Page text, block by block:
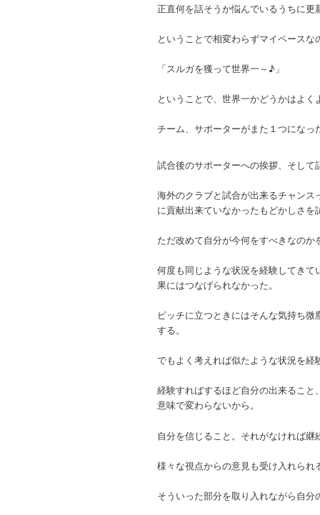
正直何を話そうか悩んでいるうちに
ということで相変わらずマイペース
「スルガを獲って世界一～♪」
ということで、世界一かどうかはよ
チーム、サポーターがまた１つになっ
試合後のサポーターへの挨拶、そして
海外のクラブと試合が出来るチャン
に貢献出来ていなかったもどかしさ
ただ改めて自分が今何をすべきなの
何度も同じような状況を経験してき
果にはつなげられなかった。
ピッチに立つときにはそんな気持ち
する。
でもよく考えれば似たような状況を
経験すればするほど自分の出来るこ
意味で変わらないから。
自分を信じること。それがなければ
様々な視点からの意見も受け入れられ
そういった部分を取り入れながら自分